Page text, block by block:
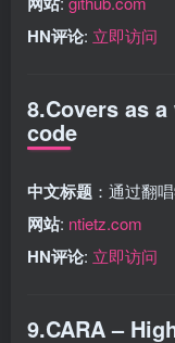
HN评论: 立即访问
8.Covers as
code
中文标题 ：通过翻
网站: ntietz.com
HN评论: 立即访问
9.CARA –